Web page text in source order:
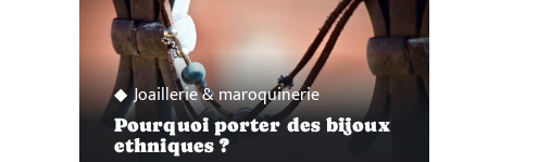
Joaillerie & maroquinerie
Pourquoi porter des bijoux
ethniques ?